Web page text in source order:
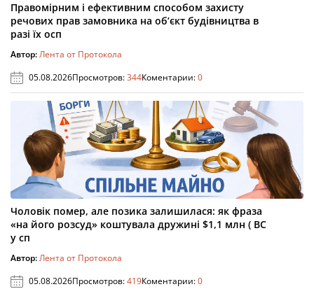
Правомірним і ефективним способом захисту
речових прав замовника на об’єкт будівництва в
разі їх осп
Автор:Лента от Протокола
05.08.2026Просмотров:344Коментарии:0
Чоловік помер, але позика залишилася: як фраза
«на його розсуд» коштувала дружині $1,1 млн ( ВС
у сп
Автор:Лента от Протокола
05.08.2026Просмотров:419Коментарии:0